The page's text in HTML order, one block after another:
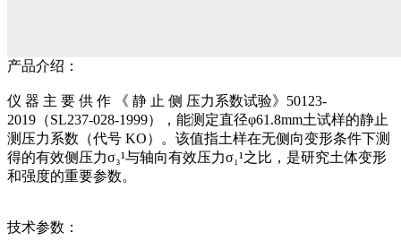
产品介绍：
仪 器 主 要 供 作 《 静 止 侧 压力系数试验》50123-
2019（SL237-028-1999），能测定直径φ61.8mm土试样的静止
测压力系数（代号 KO）。该值指土样在无侧向变形条件下测
得的有效侧压力σ₃¹与轴向有效压力σ₁¹之比，是研究土体变形
和强度的重要参数。
技术参数：